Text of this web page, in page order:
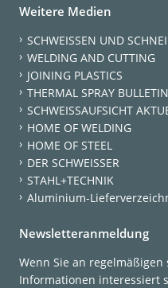
Weitere Medien
SCHWEISSEN UND
WELDING AND CUTTING
JOINING PLASTICS
THERMAL SPRAY BULLETIN
SCHWEISSAUFSICHT
HOME OF WELDING
HOME OF STEEL
DER SCHWEISSER
STAHL+TECHNIK
Aluminium-
Newsletteranmeldung
Wenn Sie an
Informationen interessiert